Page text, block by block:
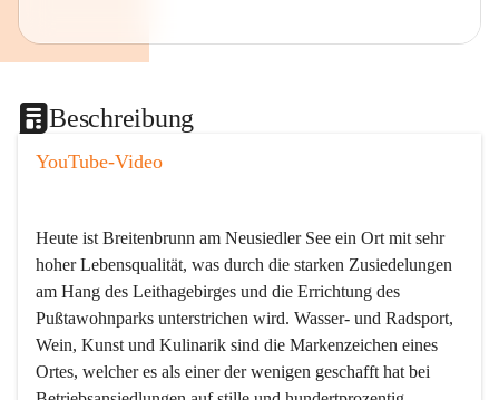
Beschreibung
YouTube-Video
Heute ist Breitenbrunn am Neusiedler See ein Ort mit sehr
hoher Lebensqualität, was durch die starken Zusiedelungen
am Hang des Leithagebirges und die Errichtung des
Pußtawohnparks unterstrichen wird. Wasser- und Radsport,
Wein, Kunst und Kulinarik sind die Markenzeichen eines
Ortes, welcher es als einer der wenigen geschafft hat bei